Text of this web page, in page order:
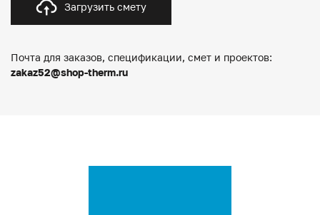
Загрузить смету
Почта для заказов, спецификации, смет и проектов:
zakaz52@shop-therm.ru